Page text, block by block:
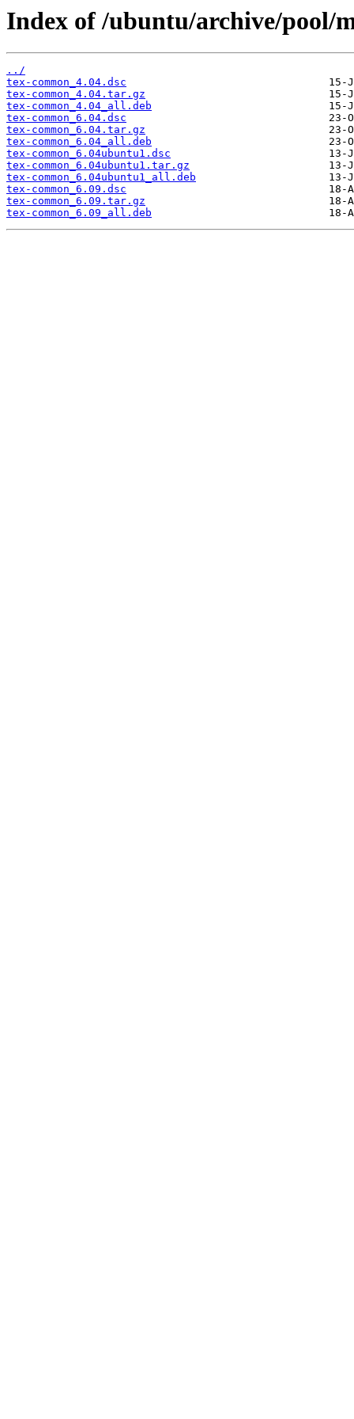
Index of /ubuntu/archive/pool/
../
tex-common_4.04.dsc
tex-common_4.04.tar.gz
tex-common_4.04_all.deb
tex-common_6.04.dsc
tex-common_6.04.tar.gz
tex-common_6.04_all.deb
tex-common_6.04ubuntu1.dsc
tex-common_6.04ubuntu1.tar.gz
tex-common_6.04ubuntu1_all.deb
tex-common_6.09.dsc
tex-common_6.09.tar.gz
tex-common_6.09_all.deb